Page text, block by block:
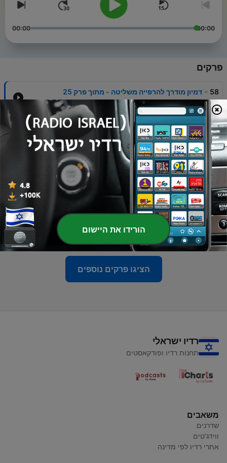
00:00
00:00
פרקים
58
- דמיון מודרך להרפייה משליטה - מתוך פרק 25
13 מרץ 2026
57
- מעיין הרגיעה - מדיטציה לכל סיטואציה פרק 25
13 מרץ 2026
56 צמיחה מחודשת - מדיטציה לכל סיטואציה פרק 24
06 מרץ 2026
55 דמיון מודרך לצמיחה מחודשת - מתוך פרק 24
06 מרץ 2026
54
- פאזל חיי - מדיטציה לכל סיטואציה פרק 23
16 ינו' 2026
הציגו פרקים נוספים
רדיו ישראלי
תחנות רדיו ופודקאסטים
משאבים
שדרנים
ווידג'טים
אתרי רדיו לפי מדינה
הורידו את היישום